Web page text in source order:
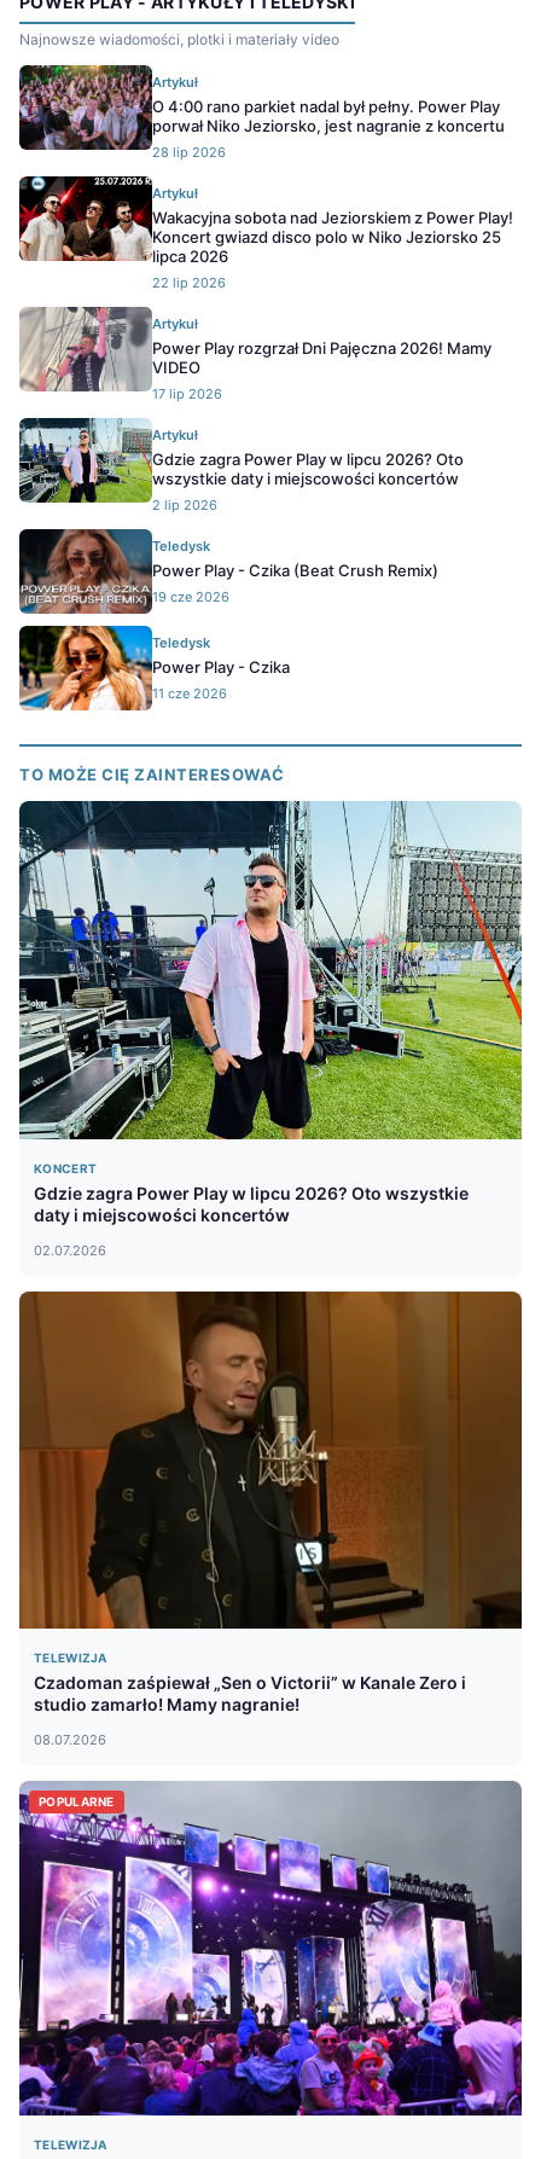
Najnowsze wiadomości, plotki i materiały video
Artykuł
O 4:00 rano parkiet nadal był pełny. Power Play
porwał Niko Jeziorsko, jest nagranie z koncertu
28 lip 2026
Artykuł
Wakacyjna sobota nad Jeziorskiem z Power Play!
Koncert gwiazd disco polo w Niko Jeziorsko 25
lipca 2026
22 lip 2026
Artykuł
Power Play rozgrzał Dni Pajęczna 2026! Mamy
VIDEO
17 lip 2026
Artykuł
Gdzie zagra Power Play w lipcu 2026? Oto
wszystkie daty i miejscowości koncertów
2 lip 2026
Teledysk
Power Play - Czika (Beat Crush Remix)
19 cze 2026
Teledysk
Power Play - Czika
11 cze 2026
TO MOŻE CIĘ ZAINTERESOWAĆ
KONCERT
Gdzie zagra Power Play w lipcu 2026? Oto wszystkie
daty i miejscowości koncertów
02.07.2026
TELEWIZJA
Czadoman zaśpiewał „Sen o Victorii” w Kanale Zero i
studio zamarło! Mamy nagranie!
08.07.2026
POPULARNE
TELEWIZJA